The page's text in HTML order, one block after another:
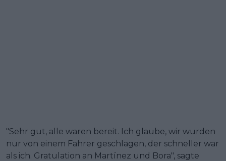
"Sehr gut, alle waren bereit. Ich glaube, wir wurden
nur von einem Fahrer geschlagen, der schneller war
als ich. Gratulation an Martínez und Bora", sagte